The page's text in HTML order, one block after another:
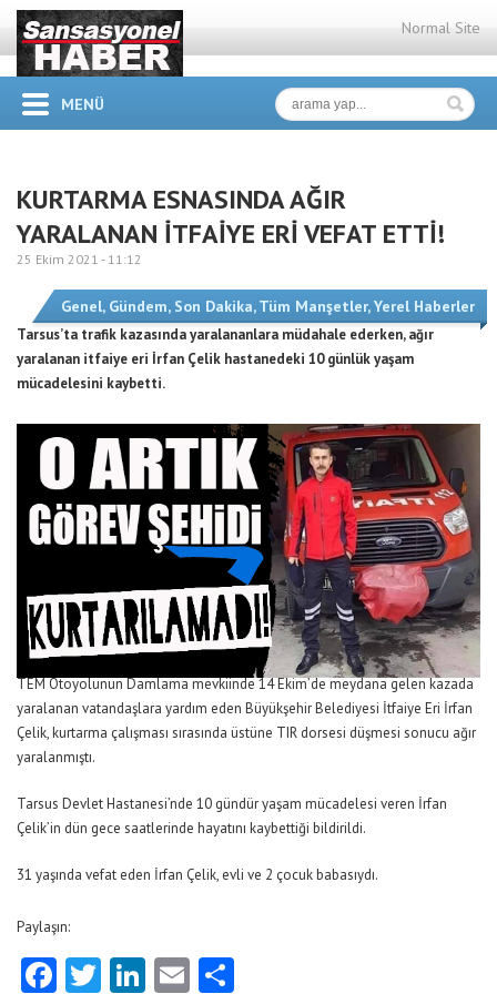
Normal Site
MENÜ
KURTARMA ESNASINDA AĞIR
YARALANAN İTFAİYE ERİ VEFAT ETTİ!
25 Ekim 2021 - 11:12
Genel, Gündem, Son Dakika,Tüm Manşetler,Yerel Haberler
Tarsus’ta trafik kazasında yaralananlara müdahale ederken, ağır
yaralanan itfaiye eri İrfan Çelik hastanedeki 10 günlük yaşam
mücadelesini kaybetti.
TEM Otoyolunun Damlama mevkiinde 14 Ekim’de meydana gelen kazada
yaralanan vatandaşlara yardım eden Büyükşehir Belediyesi İtfaiye Eri İrfan
Çelik, kurtarma çalışması sırasında üstüne TIR dorsesi düşmesi sonucu ağır
yaralanmıştı.
Tarsus Devlet Hastanesi’nde 10 gündür yaşam mücadelesi veren İrfan
Çelik’in dün gece saatlerinde hayatını kaybettiği bildirildi.
31 yaşında vefat eden İrfan Çelik, evli ve 2 çocuk babasıydı.
Paylaşın:
Facebook
Twitter
LinkedIn
Email